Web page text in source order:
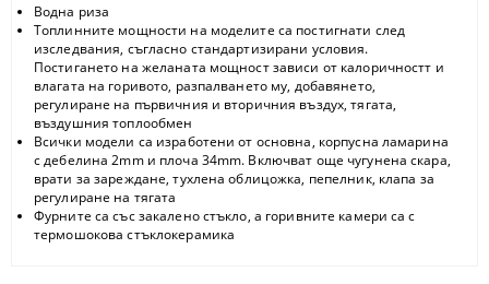
Водна риза
Топлинните мощности на моделите са постигнати след
изследвания, съгласно стандартизирани условия.
Постигането на желаната мощност зависи от калоричностт и
влагата на горивото, разпалването му, добавянето,
регулиране на първичния и вторичния въздух, тягата,
въздушния топлообмен
Всички модели са изработени от основна, корпусна ламарина
с дебелина 2mm и плоча 34mm. Включват още чугунена скара,
врати за зареждане, тухлена облицожка, пепелник, клапа за
регулиране на тягата
Фурните са със закалено стъкло, а горивните камери са с
термошокова стъклокерамика